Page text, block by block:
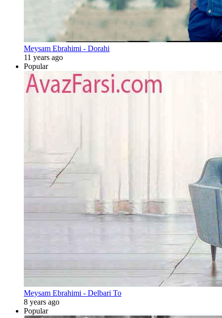
Meysam Ebrahimi - Dorahi
11 years ago
Popular
Meysam Ebrahimi - Delbari To
8 years ago
Popular